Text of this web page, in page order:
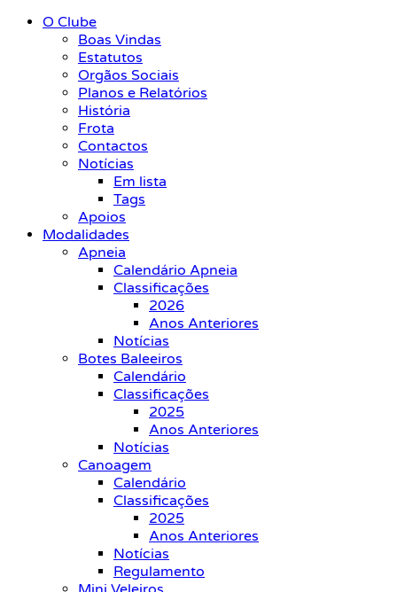
O Clube
Boas Vindas
Estatutos
Orgãos Sociais
Planos e Relatórios
História
Frota
Contactos
Notícias
Em lista
Tags
Apoios
Modalidades
Apneia
Calendário Apneia
Classificações
2026
Anos Anteriores
Notícias
Botes Baleeiros
Calendário
Classificações
2025
Anos Anteriores
Notícias
Canoagem
Calendário
Classificações
2025
Anos Anteriores
Notícias
Regulamento